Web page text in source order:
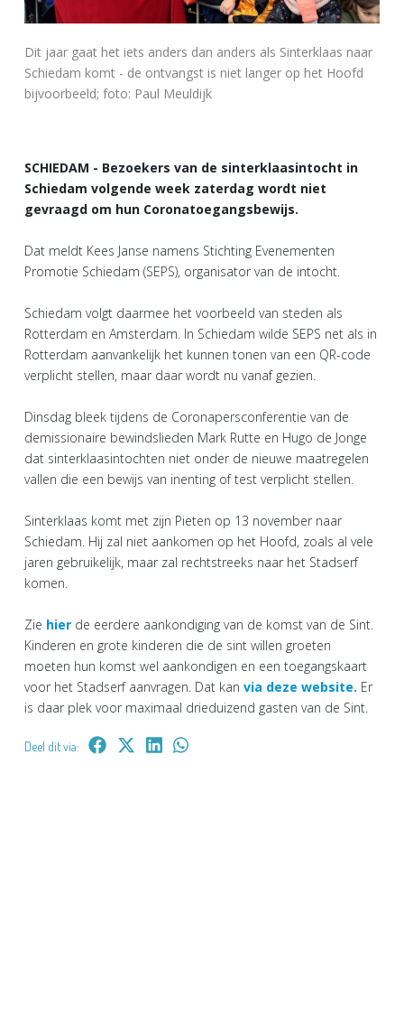
Dit jaar gaat het iets anders dan anders als Sinterklaas naar
Schiedam komt - de ontvangst is niet langer op het Hoofd
bijvoorbeeld; foto: Paul Meuldijk
SCHIEDAM - Bezoekers van de sinterklaasintocht in
Schiedam volgende week zaterdag wordt niet
gevraagd om hun Coronatoegangsbewijs.
Dat meldt Kees Janse namens Stichting Evenementen
Promotie Schiedam (SEPS), organisator van de intocht.
Schiedam volgt daarmee het voorbeeld van steden als
Rotterdam en Amsterdam. In Schiedam wilde SEPS net als in
Rotterdam aanvankelijk het kunnen tonen van een QR-code
verplicht stellen, maar daar wordt nu vanaf gezien.
Dinsdag bleek tijdens de Coronapersconferentie van de
demissionaire bewindslieden Mark Rutte en Hugo de Jonge
dat sinterklaasintochten niet onder de nieuwe maatregelen
vallen die een bewijs van inenting of test verplicht stellen.
Sinterklaas komt met zijn Pieten op 13 november naar
Schiedam. Hij zal niet aankomen op het Hoofd, zoals al vele
jaren gebruikelijk, maar zal rechtstreeks naar het Stadserf
komen.
Zie hier de eerdere aankondiging van de komst van de Sint.
Kinderen en grote kinderen die de sint willen groeten
moeten hun komst wel aankondigen en een toegangskaart
voor het Stadserf aanvragen. Dat kan via deze website. Er
is daar plek voor maximaal drieduizend gasten van de Sint.
Deel dit via: